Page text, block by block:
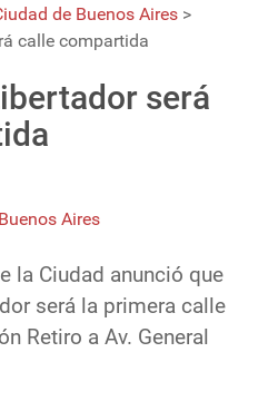
de Buenos Aires >
calle compartida
será
Aires
la Ciudad anunció que
será la primera calle
Retiro a Av. General